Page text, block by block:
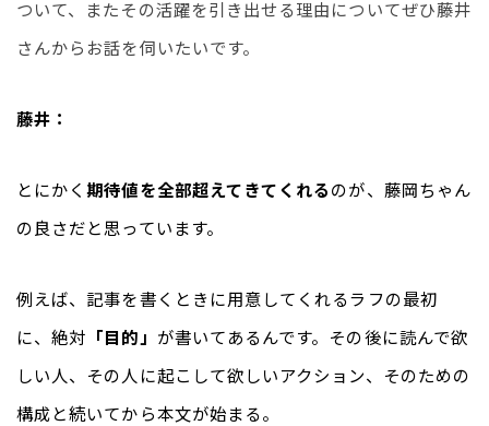
ついて、またその活躍を引き出せる理由についてぜひ藤井
さんからお話を伺いたいです。
藤井：
とにかく期待値を全部超えてきてくれるのが、藤岡ちゃん
の良さだと思っています。
例えば、記事を書くときに用意してくれるラフの最初
に、絶対 「目的」 が書いてあるんです。その後に読んで欲
しい人、その人に起こして欲しいアクション、そのための
構成と続いてから本文が始まる。